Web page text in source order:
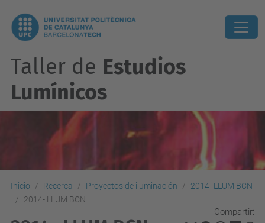
Taller de Estudios
Lumínicos
Inicio Recerca Proyectos de iluminación
2014- LLUM BCN
2014- LLUM BCN
Compartir: